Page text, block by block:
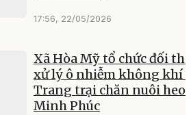
17:56, 22/05/2026
Xã Hòa Mỹ tổ chức đối
xử lý ô nhiễm không khí
Trang trại chăn nuôi heo
Minh Phúc